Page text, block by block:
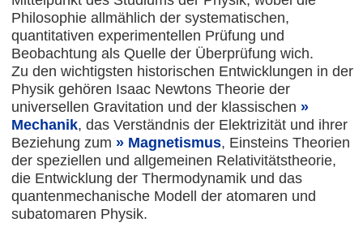
Philosophie allmählich der systematischen,
quantitativen experimentellen Prüfung und
Beobachtung als Quelle der Überprüfung wich.
Zu den wichtigsten historischen Entwicklungen in der
Physik gehören Isaac Newtons Theorie der
universellen Gravitation und der klassischen
Mechanik, das Verständnis der Elektrizität und ihrer
Beziehung zum
Magnetismus, Einsteins Theorien
der speziellen und allgemeinen Relativitätstheorie,
die Entwicklung der Thermodynamik und das
quantenmechanische Modell der atomaren und
subatomaren Physik.